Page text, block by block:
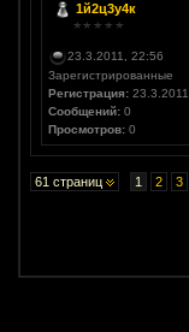
1й2ц3у4к
23.3.2011, 22:56
Зарегистрированные
Регистрация:23.3.2011
Сообщений:0
Просмотров:0
61 страниц 1 2 3